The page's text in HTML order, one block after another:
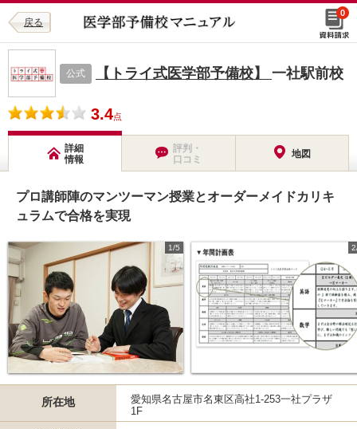
戻る
0
公式 【トライ式医学部予備校】 一社駅前校
3.4点
詳細
情報
評判・
口コミ
地図
プロ講師陣のマンツーマン授業とオーダーメイドカリキ
ュラムで合格を実現
1/5
所在地
愛知県名古屋市名東区高社1-253一社プラザ
1F